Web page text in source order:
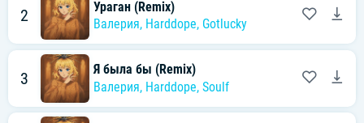
2
Ураган (Remix)
Валерия, Harddope, Gotlucky
3
Я была бы (Remix)
Валерия, Harddope, Soulf